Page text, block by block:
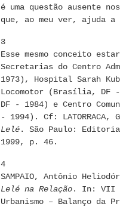
é uma questão ausente
que, ao meu ver, ajuda a
3
Esse mesmo conceito
Secretarias do Centro
1973), Hospital Sarah
Locomotor (Brasília, DF
DF - 1984) e Centro
- 1994). Cf:
Lelé. São Paulo:
1999, p. 46.
4
SAMPAIO, Antônio
Lelé na Relação. In: VII
Urbanismo – Balanço da